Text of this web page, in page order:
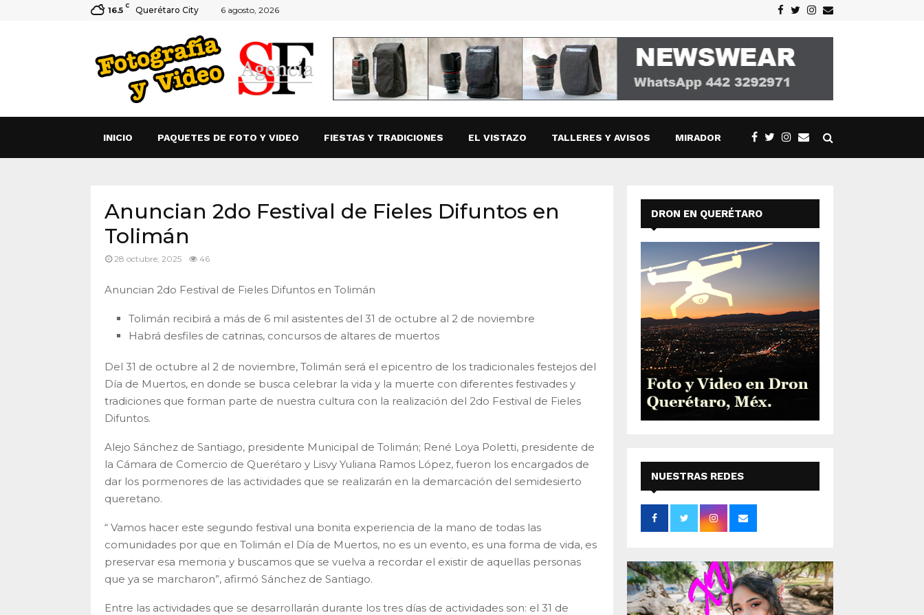
16.5 C Querétaro City 6 agosto, 2026 Facebook
TwitterInstagram
Email
INICIO PAQUETES DE FOTO Y VIDEO FIESTAS Y TRADICIONES EL VISTAZO TALLERES Y AVISOS MIRADOR
Anuncian 2do Festival de Fieles Difuntos en
Tolimán
28 octubre, 2025 46
Anuncian 2do Festival de Fieles Difuntos en Tolimán
Tolimán recibirá a más de 6 mil asistentes del 31 de octubre al 2 de noviembre
Habrá desfiles de catrinas, concursos de altares de muertos
Del 31 de octubre al 2 de noviembre, Tolimán será el epicentro de los tradicionales festejos del
Día de Muertos, en donde se busca celebrar la vida y la muerte con diferentes festivades y
tradiciones que forman parte de nuestra cultura con la realización del 2do Festival de Fieles
Difuntos.
Alejo Sánchez de Santiago, presidente Municipal de Tolimán; René Loya Poletti, presidente de
la Cámara de Comercio de Querétaro y Lisvy Yuliana Ramos López, fueron los encargados de
dar los pormenores de las actividades que se realizarán en la demarcación del semidesierto
queretano.
“ Vamos hacer este segundo festival una bonita experiencia de la mano de todas las
comunidades por que en Tolimán el Día de Muertos, no es un evento, es una forma de vida, es
preservar esa memoria y buscamos que se vuelva a recordar el existir de aquellas personas
que ya se marcharon”, afirmó Sánchez de Santiago.
Entre las actividades que se desarrollarán durante los tres días de actividades son: el 31 de
DRON EN QUERÉTARO
NUESTRAS REDES
SOCIALES